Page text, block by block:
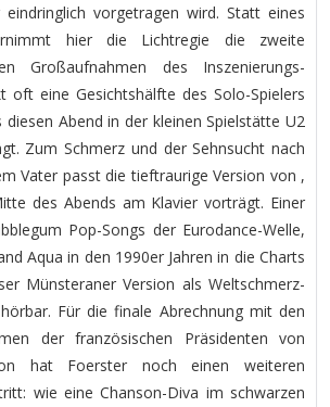
vorgetragen wird. Statt eines
hier die Lichtregie die zweite
Großaufnahmen des Inszenierungs-
oft eine Gesichtshälfte des Solo-Spielers
diesen Abend in der kleinen Spielstätte U2
Zum Schmerz und der Sehnsucht nach
Vater passt die tieftraurige Version von ,
des Abends am Klavier vorträgt. Einer
Pop-Songs der Eurodance-Welle,
Aqua in den 1990er Jahren in die Charts
Münsteraner Version als Weltschmerz-
Für die finale Abrechnung mit den
der französischen Präsidenten von
hat Foerster noch einen weiteren
wie eine Chanson-Diva im schwarzen